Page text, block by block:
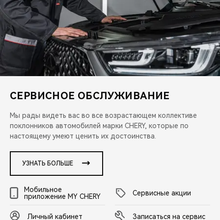
CHERY И СПОРТ
НАШИ МЕРОПРИЯТИЯ
ВИДЕООБЗОРЫ
CHERY ДЛЯ ДЕТЕЙ
СЕРВИСНОЕ ОБСЛУЖИВАНИЕ
Мы рады видеть вас во все возрастающем коллективе
поклонников автомобилей марки CHERY, которые по
настоящему умеют ценить их достоинства.
УЗНАТЬ БОЛЬШЕ
Мобильное
приложение MY CHERY
Сервисные акции
Личный кабинет Записаться на сервис